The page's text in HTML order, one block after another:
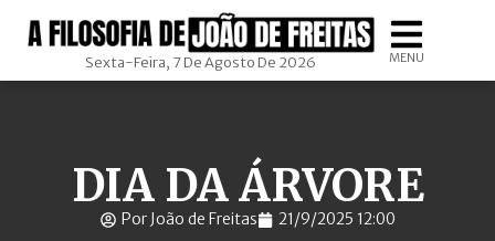
Sexta-Feira, 7 De Agosto De 2026 MENU
DIA DA ÁRVORE
Por João de Freitas 21/9/2025 12:00